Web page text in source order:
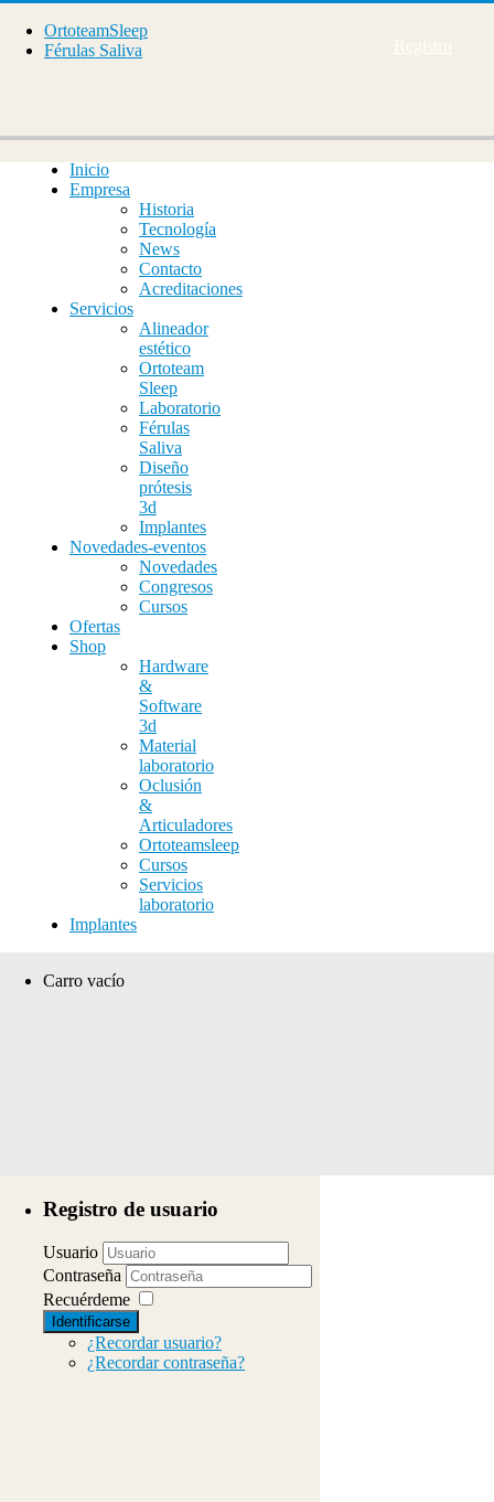
Registro
OrtoteamSleep
Férulas Saliva
Inicio
Empresa
Historia
Tecnología
News
Contacto
Acreditaciones
Servicios
Alineador
estético
Ortoteam
Sleep
Laboratorio
Férulas
Saliva
Diseño
prótesis
3d
Implantes
Novedades-eventos
Novedades
Congresos
Cursos
Ofertas
Shop
Hardware
&
Software
3d
Material
laboratorio
Oclusión
&
Articuladores
Ortoteamsleep
Cursos
Servicios
laboratorio
Implantes
Carro vacío
Registro de usuario
Usuario
Contraseña
Recuérdeme
Identificarse
¿Recordar usuario?
¿Recordar contraseña?